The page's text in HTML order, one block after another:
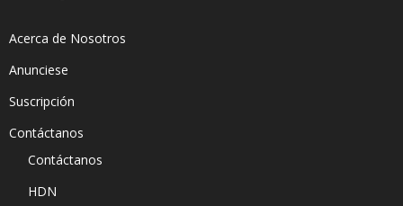
Acerca de Nosotros
Anunciese
Suscripción
Contáctanos
Contáctanos
HDN